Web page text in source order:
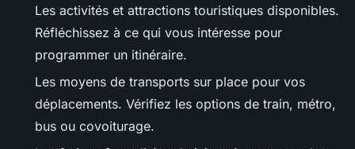
Les activités et attractions touristiques disponibles.
Réfléchissez à ce qui vous intéresse pour
programmer un itinéraire.
Les moyens de transports sur place pour vos
déplacements. Vérifiez les options de train, métro,
bus ou covoiturage.